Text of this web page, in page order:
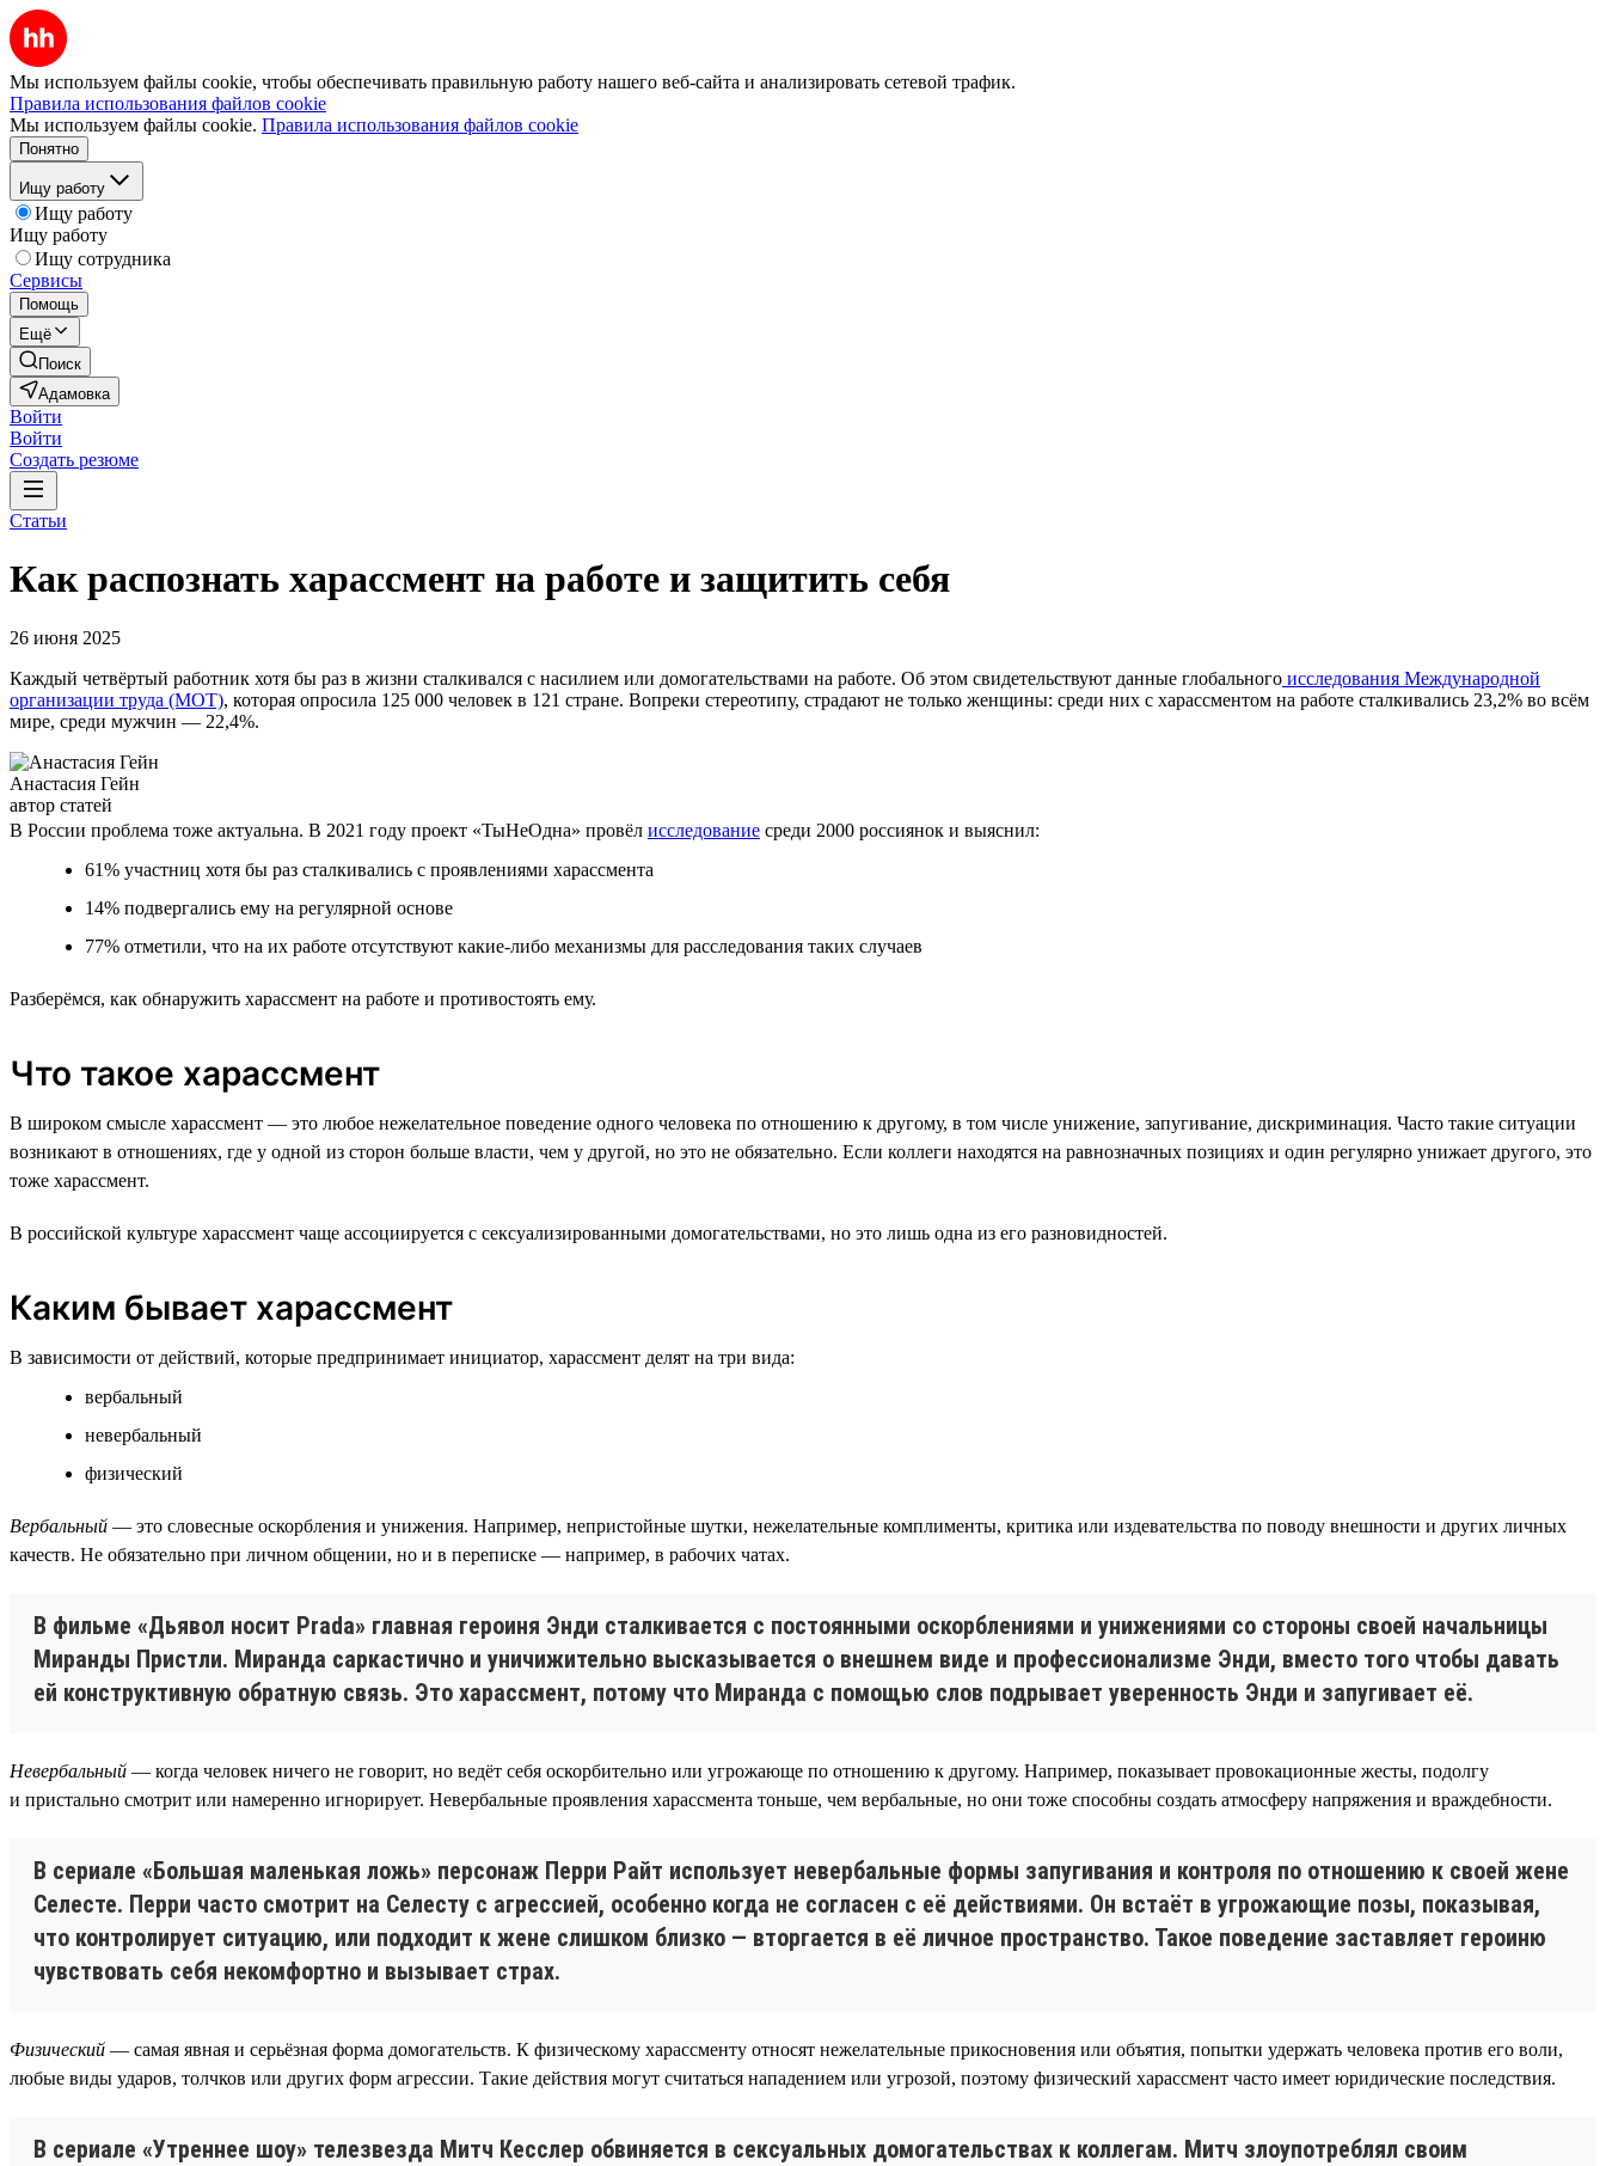
Мы используем файлы cookie, чтобы обеспечивать правильную работу нашего веб-сайта и анализировать сетевой трафик.
Правила использования файлов cookie
Мы используем файлы cookie. Правила использования файлов cookie
Понятно
Ищу работу
Ищу работу
Ищу работу
Ищу сотрудника
Сервисы
Помощь
Ещё
Поиск
Адамовка
Войти
Войти
Создать резюме
Статьи
Как распознать харассмент на работе и защитить себя
26 июня 2025
Каждый четвёртый работник хотя бы раз в жизни сталкивался с насилием или домогательствами на работе. Об этом свидетельствуют данные глобального исследования Международной
организации труда (МОТ), которая опросила 125 000 человек в 121 стране. Вопреки стереотипу, страдают не только женщины: среди них с харассментом на работе сталкивались 23,2% во всём
мире, среди мужчин — 22,4%.
Анастасия Гейн
автор статей
В России проблема тоже актуальна. В 2021 году проект «ТыНеОдна» провёл исследование среди 2000 россиянок и выяснил:
61% участниц хотя бы раз сталкивались с проявлениями харассмента
14% подвергались ему на регулярной основе
77% отметили, что на их работе отсутствуют какие-либо механизмы для расследования таких случаев
Разберёмся, как обнаружить харассмент на работе и противостоять ему.
Что такое харассмент
В широком смысле харассмент — это любое нежелательное поведение одного человека по отношению к другому, в том числе унижение, запугивание, дискриминация. Часто такие ситуации
возникают в отношениях, где у одной из сторон больше власти, чем у другой, но это не обязательно. Если коллеги находятся на равнозначных позициях и один регулярно унижает другого, это
тоже харассмент.
В российской культуре харассмент чаще ассоциируется с сексуализированными домогательствами, но это лишь одна из его разновидностей.
Каким бывает харассмент
В зависимости от действий, которые предпринимает инициатор, харассмент делят на три вида:
вербальный
невербальный
физический
Вербальный — это словесные оскорбления и унижения. Например, непристойные шутки, нежелательные комплименты, критика или издевательства по поводу внешности и других личных
качеств. Не обязательно при личном общении, но и в переписке — например, в рабочих чатах.
В фильме «Дьявол носит Prada» главная героиня Энди сталкивается с постоянными оскорблениями и унижениями со стороны своей начальницы
Миранды Пристли. Миранда саркастично и уничижительно высказывается о внешнем виде и профессионализме Энди, вместо того чтобы давать
ей конструктивную обратную связь. Это харассмент, потому что Миранда с помощью слов подрывает уверенность Энди и запугивает её.
Невербальный — когда человек ничего не говорит, но ведёт себя оскорбительно или угрожающе по отношению к другому. Например, показывает провокационные жесты, подолгу
и пристально смотрит или намеренно игнорирует. Невербальные проявления харассмента тоньше, чем вербальные, но они тоже способны создать атмосферу напряжения и враждебности.
В сериале «Большая маленькая ложь» персонаж Перри Райт использует невербальные формы запугивания и контроля по отношению к своей жене
Селесте. Перри часто смотрит на Селесту с агрессией, особенно когда не согласен с её действиями. Он встаёт в угрожающие позы, показывая,
что контролирует ситуацию, или подходит к жене слишком близко — вторгается в её личное пространство. Такое поведение заставляет героиню
чувствовать себя некомфортно и вызывает страх.
Физический — самая явная и серьёзная форма домогательств. К физическому харассменту относят нежелательные прикосновения или объятия, попытки удержать человека против его воли,
любые виды ударов, толчков или других форм агрессии. Такие действия могут считаться нападением или угрозой, поэтому физический харассмент часто имеет юридические последствия.
В сериале «Утреннее шоу» телезвезда Митч Кесслер обвиняется в сексуальных домогательствах к коллегам. Митч злоупотреблял своим